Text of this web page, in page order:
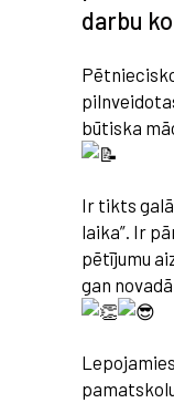
darbu
būtiska
Ir tikts galā
laika”. Ir
pētījumu
gan